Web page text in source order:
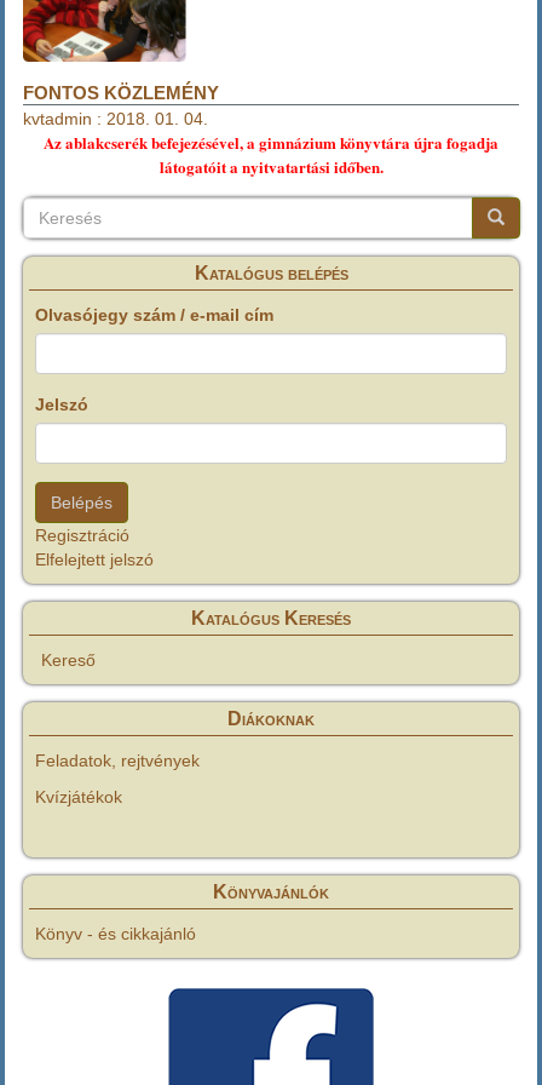
FONTOS KÖZLEMÉNY
kvtadmin : 2018. 01. 04.
Az ablakcserék befejezésével, a gimnázium könyvtára újra fogadja
látogatóit a nyitvatartási időben.
Keresés
Keresés
Katalógus belépés
Olvasójegy szám / e-mail cím
Jelszó
Regisztráció
Elfelejtett jelszó
Katalógus Keresés
Kereső
Diákoknak
Feladatok, rejtvények
Kvízjátékok
Könyvajánlók
Könyv - és cikkajánló